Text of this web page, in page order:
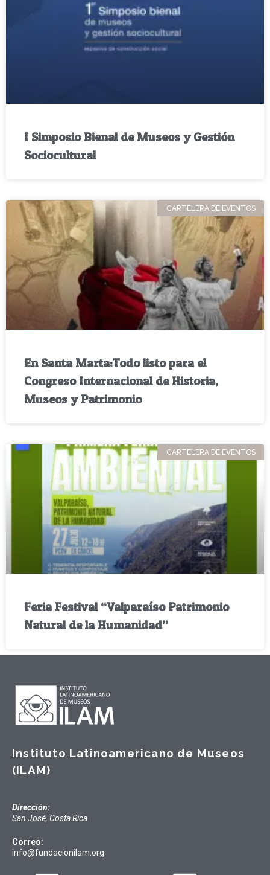
I Simposio Bienal de Museos y Gestión
Sociocultural
CARTELERA DE EVENTOS
En Santa Marta:Todo listo para el
Congreso Internacional de Historia,
Museos y Patrimonio
CARTELERA DE EVENTOS
Feria Festival “Valparaíso Patrimonio
Natural de la Humanidad”
Instituto Latinoamericano de Museos
(ILAM)
Dirección:
San José, Costa Rica
Correo:
info@fundacionilam.org